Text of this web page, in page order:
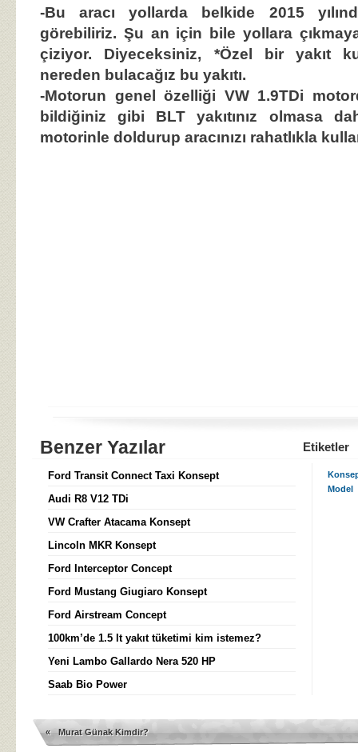
-Bu aracı yollarda belkide 2015
görebiliriz. Şu an için bile yollara
çiziyor. Diyeceksiniz, *Özel bir yakıt
nereden bulacağız bu yakıtı.
-Motorun genel özelliği VW 1.9TDi
bildiğiniz gibi BLT yakıtınız olmasa
motorinle doldurup aracınızı rahatlıkla
Benzer Yazılar Etiketler
Ford Transit Connect Taxi Konsept
Audi R8 V12 TDi
VW Crafter Atacama Konsept
Lincoln MKR Konsept
Ford Interceptor Concept
Ford Mustang Giugiaro Konsept
Ford Airstream Concept
100km’de 1.5 lt yakıt tüketimi kim istemez?
Yeni Lambo Gallardo Nera 520 HP
Saab Bio Power
Model
« Murat Günak Kimdir?